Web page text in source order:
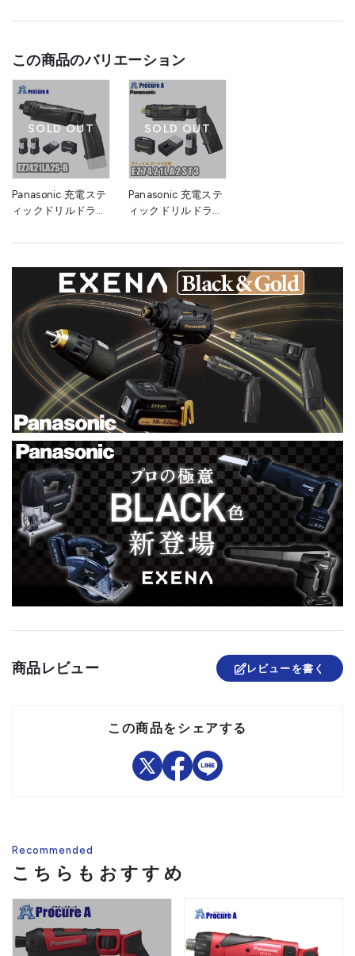
●手締め機能
材質/仕上
セット内容/付属品
●電池パック(EZ9L21)×2個
●急速充電器(EZ0L21)
●プラスチックケース
注意事項
この商品のバリエーション
SOLD OUT
Panasonic 充電ステ
ィックドリルドライ
B 7.2V 1.5Ah 電池2
ニック（株）
SOLD OUT
Panasonic 充電ステ
ィックドリルドライ
EZ7421LA2ST3
セット ブラック&ゴ
ールド パナソニック
（株）
商品レビュー レビューを書く
この商品をシェアする
Recommended
こちらもおすすめ